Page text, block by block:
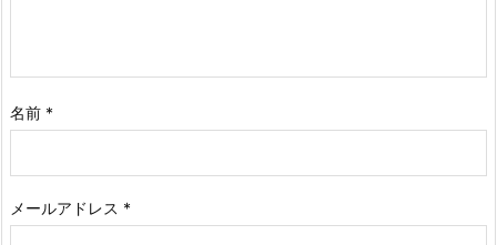
名前 *
メールアドレス *